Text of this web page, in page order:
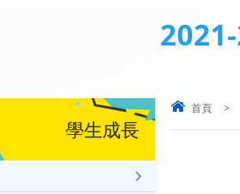
首頁 >
學生成長